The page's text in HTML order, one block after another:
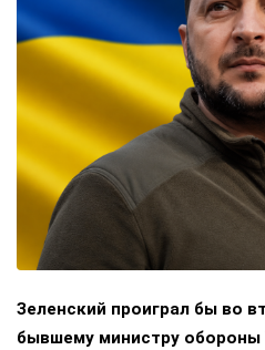
Зеленский проиграл бы во
бывшему министру обороны